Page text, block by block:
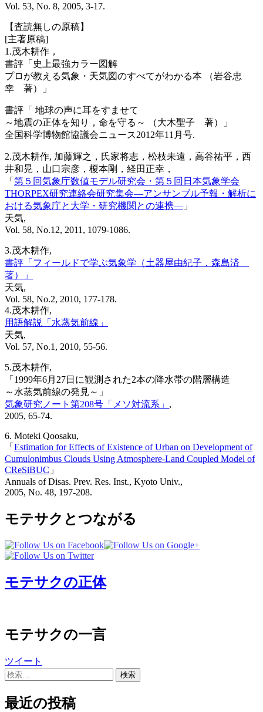
Vol. 53, No. 8, 2005, 3-17.
【査読無しの原稿】
[主著原稿]
1.茂木耕作，
書評「史上最強カラー図解
プロが教える気象・天気図のすべてがわかる本 （岩谷忠
幸 著）」
書評「 地球の声に耳をすませて
～地震の正体を知り，命を守る～ （大木聖子 著）」
全国科学博物館協議会ニュース2012年11月号.
2.茂木耕作, 加藤輝之，氏家将志，松枝未遠，高谷祐平，西
井和晃，山口宗彦，榎本剛，経田正幸，
「 第５回気象庁数値モデル研究会・第５回日本気象学会
THORPEX研究連絡会研究集会―アンサンブル予報・解析に
おける気象庁と大学・研究機関との連携― 」
天気,
Vol. 58, No.12, 2011, 1079-1086.
3.茂木耕作,
書評「フィールドで学ぶ気象学（土器屋由紀子，森島済
著）」
天気,
Vol. 58, No.2, 2010, 177-178.
4.茂木耕作,
用語解説「水蒸気前線」
天気,
Vol. 57, No.1, 2010, 55-56.
5.茂木耕作,
「1999年6月27日に観測された2本の降水帯の階層構造
～水蒸気前線の発見～」
気象研究ノート第208号「メソ対流系」 ,
2005, 65-74.
6. Moteki Qoosaku,
「 Estimation for Effects of Existence of Urban on Development of
Cumulonimbus Clouds Using Atmosphere-Land Coupled Model of
CReSiBUC 」
Annuals of Disas. Prev. Res. Inst., Kyoto Univ.,
2005, No. 48, 197-208.
モテサクとつながる
モテサクの正体
モテサクの一言
ツイート
検
最近の投稿